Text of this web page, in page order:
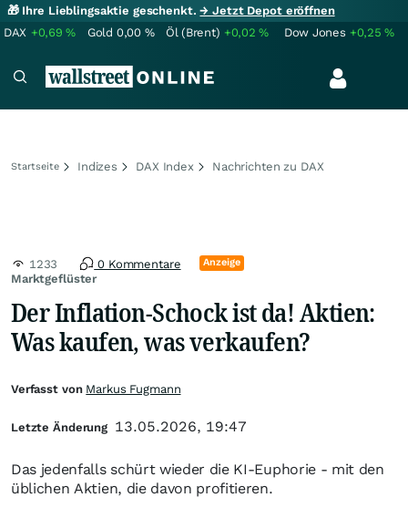
🎁 Ihre Lieblingsaktie geschenkt.→ Jetzt Depot eröffnen
DAX +0,69% Gold 0,00 % Öl (Brent) +0,02% Dow Jones +0,25%
Startseite Indizes DAX Index Nachrichten zu DAX
Marktgeflüster
1233 0 Kommentare Anzeige
Der Inflation-Schock ist da! Aktien:
Was kaufen, was verkaufen?
Das jedenfalls schürt wieder die KI-Euphorie - mit den
üblichen Aktien, die davon profitieren.
Verfasst von Markus Fugmann
Letzte Änderung 13.05.2026, 19:47